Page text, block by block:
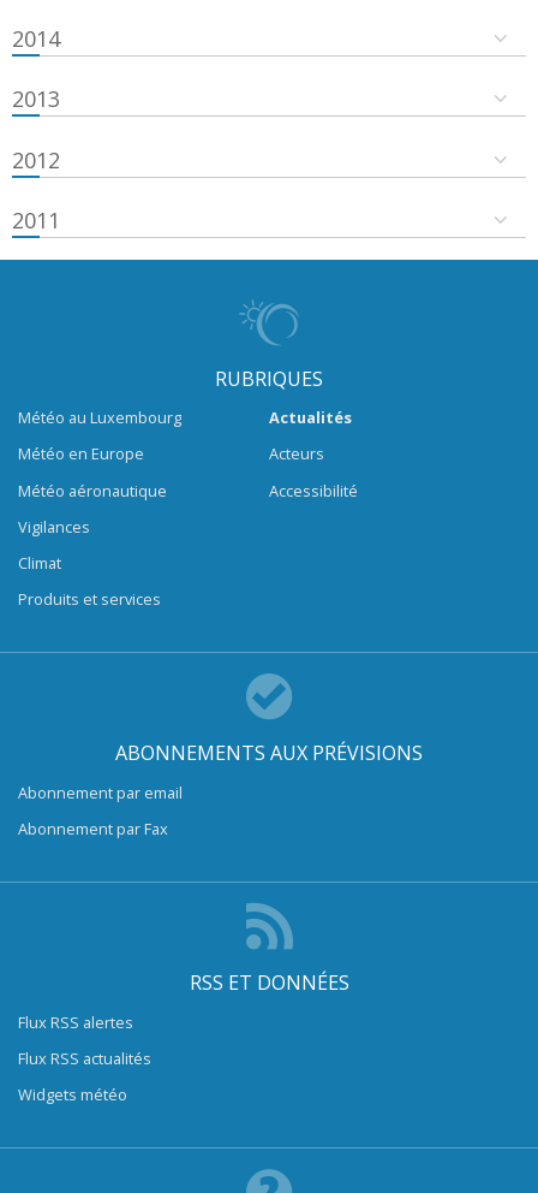
2014
2013
2012
2011
RUBRIQUES
Météo au Luxembourg
Météo en Europe
Météo aéronautique
Vigilances
Climat
Produits et services
Actualités
Acteurs
Accessibilité
ABONNEMENTS AUX PRÉVISIONS
Abonnement par email
Abonnement par Fax
RSS ET DONNÉES
Flux RSS alertes
Flux RSS actualités
Widgets météo